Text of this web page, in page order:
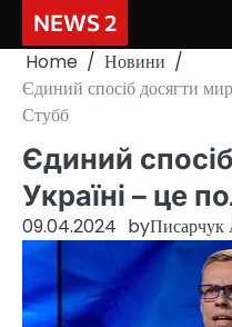
content
NEWS 2
Home
Новини
Єдиний спосіб досягти
Стубб
Єдиний
Україні – це
09.04.2024 byПисарчук